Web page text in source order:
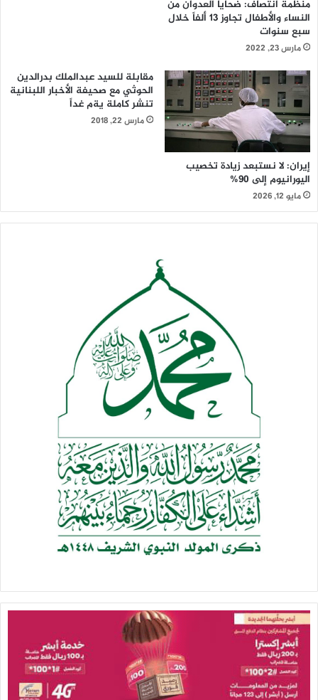
منظمة انتصاف: ضحايا العدوان من
النساء والأطفال تجاوز 13 ألفاً خلال
سبع سنوات
مارس 23, 2022
إيران: لا نستبعد زيادة تخصيب
اليورانيوم إلى 90%
مايو 12, 2026
مقابلة للسيد عبدالملك بدرالدين
الحوثي مع صحيفة الأخبار اللبنانية
تنشر كاملة يةم غداً
مارس 22, 2018